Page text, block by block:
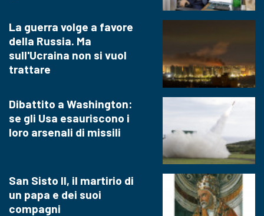
La guerra volge a favore
della Russia. Ma
sull'Ucraina non si vuol
trattare
Dibattito a Washington:
se gli Usa esauriscono i
loro arsenali di missili
San Sisto II, il martirio di
un papa e dei suoi
compagni